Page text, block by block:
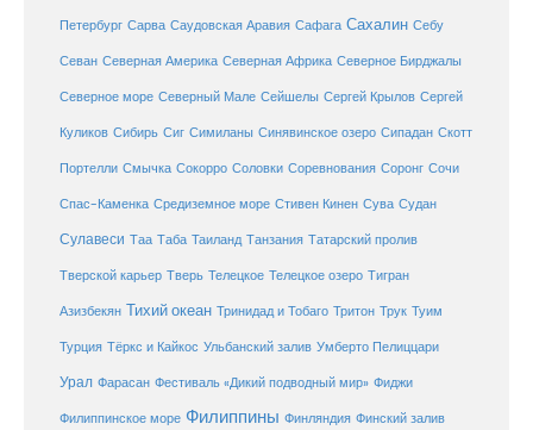
Петербург Сарва Саудовская Аравия Сафага Сахалин Себу
Севан Северная Америка Северная Африка Северное Бирджалы
Северное море Северный Мале Сейшелы Сергей Крылов Сергей
Куликов Сибирь Сиг Симиланы Синявинское озеро Сипадан Скотт
Портелли Смычка Сокорро Соловки Соревнования Соронг Сочи
Спас-Каменка Средиземное море Стивен Кинен Сува Судан
Сулавеси Таа Таба Таиланд Танзания Татарский пролив
Тверской карьер Тверь Телецкое Телецкое озеро Тигран
Азизбекян Тихий океан Тринидад и Тобаго Тритон Трук Туим
Турция Тёркс и Кайкос Ульбанский залив Умберто Пелиццари
Урал Фарасан Фестиваль «Дикий подводный мир» Фиджи
Филиппинское море Филиппины Финляндия Финский залив